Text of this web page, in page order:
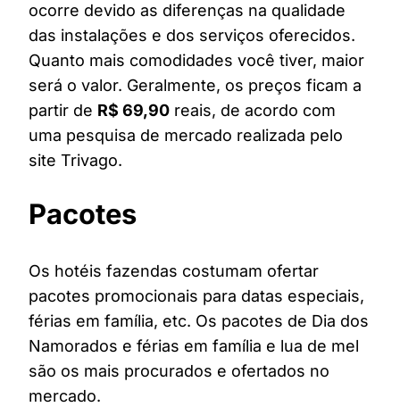
ocorre devido as diferenças na qualidade
das instalações e dos serviços oferecidos.
Quanto mais comodidades você tiver, maior
será o valor. Geralmente, os preços ficam a
partir de R$ 69,90 reais, de acordo com
uma pesquisa de mercado realizada pelo
site Trivago.
Pacotes
Os hotéis fazendas costumam ofertar
pacotes promocionais para datas especiais,
férias em família, etc. Os pacotes de Dia dos
Namorados e férias em família e lua de mel
são os mais procurados e ofertados no
mercado.